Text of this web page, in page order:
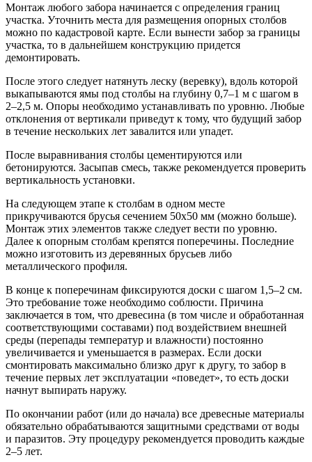
Монтаж любого забора начинается с определения границ
участка. Уточнить места для размещения опорных столбов
можно по кадастровой карте. Если вынести забор за границы
участка, то в дальнейшем конструкцию придется
демонтировать.
После этого следует натянуть леску (веревку), вдоль которой
выкапываются ямы под столбы на глубину 0,7–1 м с шагом в
2–2,5 м. Опоры необходимо устанавливать по уровню. Любые
отклонения от вертикали приведут к тому, что будущий забор
в течение нескольких лет завалится или упадет.
После выравнивания столбы цементируются или
бетонируются. Засыпав смесь, также рекомендуется проверить
вертикальность установки.
На следующем этапе к столбам в одном месте
прикручиваются брусья сечением 50х50 мм (можно больше).
Монтаж этих элементов также следует вести по уровню.
Далее к опорным столбам крепятся поперечины. Последние
можно изготовить из деревянных брусьев либо
металлического профиля.
В конце к поперечинам фиксируются доски с шагом 1,5–2 см.
Это требование тоже необходимо соблюсти. Причина
заключается в том, что древесина (в том числе и обработанная
соответствующими составами) под воздействием внешней
среды (перепады температур и влажности) постоянно
увеличивается и уменьшается в размерах. Если доски
смонтировать максимально близко друг к другу, то забор в
течение первых лет эксплуатации «поведет», то есть доски
начнут выпирать наружу.
По окончании работ (или до начала) все древесные материалы
обязательно обрабатываются защитными средствами от воды
и паразитов. Эту процедуру рекомендуется проводить каждые
2–5 лет.